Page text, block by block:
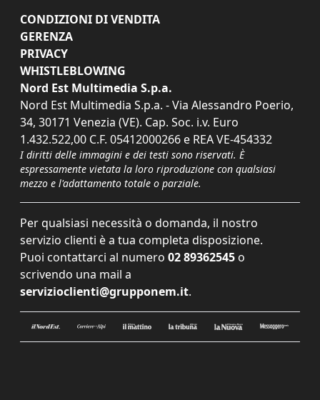
CONDIZIONI DI VENDITA
GERENZA
PRIVACY
WHISTLEBLOWING
Nord Est Multimedia S.p.a.
Nord Est Multimedia S.p.a. - Via Alessandro Poerio,
34, 30171 Venezia (VE). Cap. Soc. i.v. Euro
1.432.522,00 C.F. 05412000266 e REA VE-454332
I diritti delle immagini e dei testi sono riservati. È
espressamente vietata la loro riproduzione con qualsiasi
mezzo e l'adattamento totale o parziale.
Per qualsiasi necessità o domanda, il nostro
servizio clienti è a tua completa disposizione.
Puoi contattarci al numero 02 89362545 o
scrivendo una mail a
servizioclienti@grupponem.it.